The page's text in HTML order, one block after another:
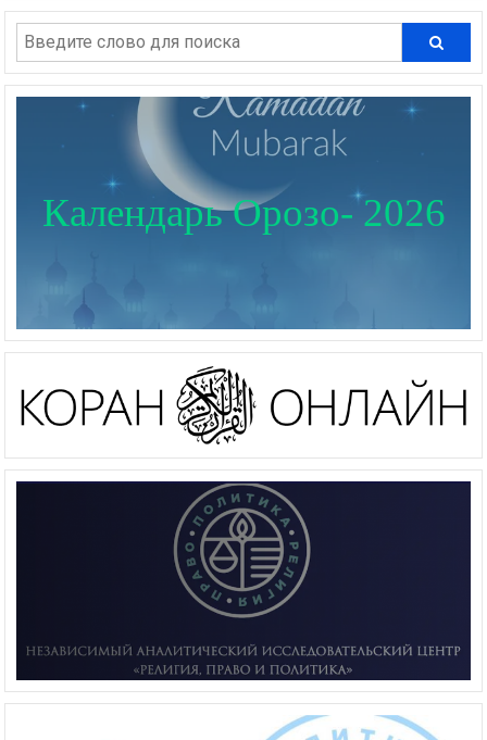
Календарь Орозо- 2026